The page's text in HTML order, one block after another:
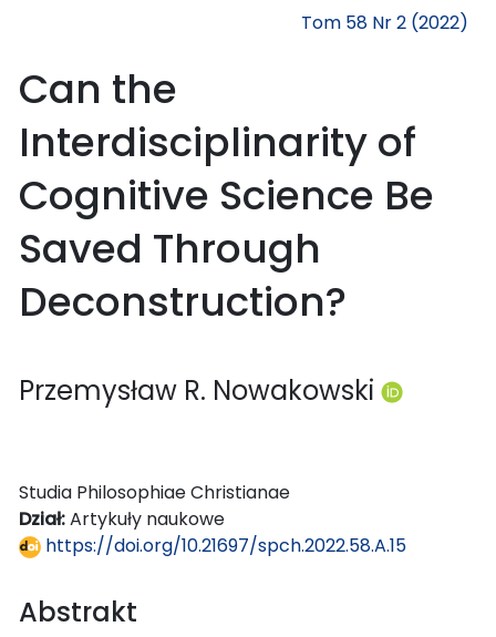
Tom 58 Nr 2 (2022)
Can the
Interdisciplinarity of
Cognitive Science Be
Saved Through
Deconstruction?
Przemysław R. Nowakowski
Studia Philosophiae Christianae
Dział:Artykuły naukowe
https://doi.org/10.21697/spch.2022.58.A.15
Abstrakt